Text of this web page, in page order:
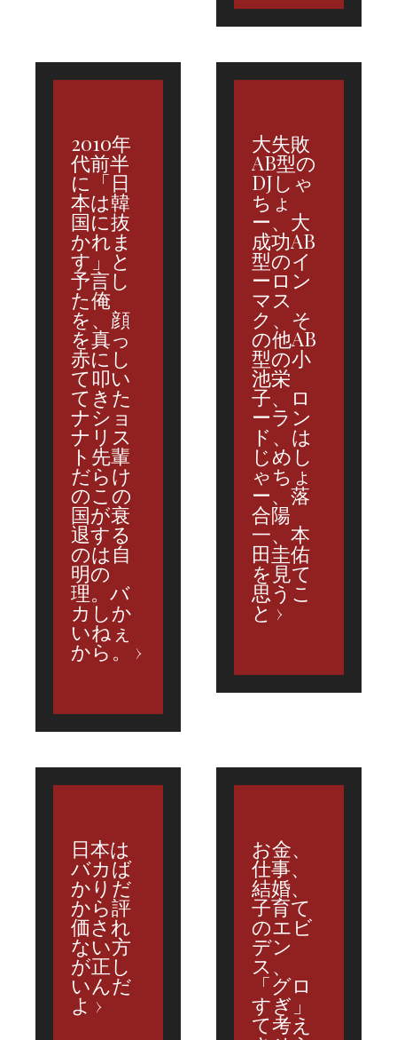
2010年
代前半
に「日
本は韓
国に抜
かれま
す」と
予言し
た俺
を、顔
を真っ
赤にし
て叩い
てきた
ナショ
ナリス
ト先輩
だらけ
のこの
国が衰
退する
のは自
明の
理。バ
カしか
いねぇ
から。
大失敗
AB型の
DJしゃ
ちょ
ー、大
成功AB
型のイ
ーロン
マス
ク、そ
の他AB
型の小
池栄
子、ロ
ーラン
ド、は
じめし
ゃちょ
ー、落
合陽
一、本
田圭佑
を見て
思うこ
と
日本は
バカば
かりだ
から評
価され
ない方
が正し
いんだ
よ
お金、
仕事、
結婚、
子育て
のエビ
デン
ス、
「グロ
すぎ」
て考え